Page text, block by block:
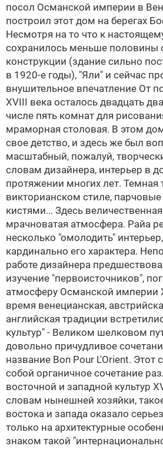
посол Османской империи в
построил этот дом на берегах
Несмотря на то что к
сохранилось меньше половины
конструкции (здание сильно
в 1920-е годы), "Яли" и сейчас
внушительное впечатление От
XVIII века осталось двадцать
числе пять комнат для
мраморная столовая. В этом
свое детство, и здесь же был
масштабный, пожалуй,
словам дизайнера, интерьер в
протяжении многих лет. Темная
викторианском стиле,
кистями... Здесь
мрачноватая атмосфера. Райа
несколько "омолодить"
кардинально его характера.
работе дизайнера
изучение "первоисточников",
атмосферу Османской империи
время венецианская,
английская традиции
культур" - Великом шелковом
довольно причудливое
название Bon Pour L'Orient. Этот
собой органичное сочетание
восточной и западной культур
словам нынешней хозяйки,
востока и запада оказало
только на архитектурные
знаком такой